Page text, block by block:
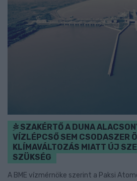
SZAKÉRTŐ A DUNA
VÍZLÉPCSŐ SEM CSODASZER
KLÍMAVÁLTOZÁS MIATT ÚJ
SZÜKSÉG
A BME vízmérnöke szerint a Paksi